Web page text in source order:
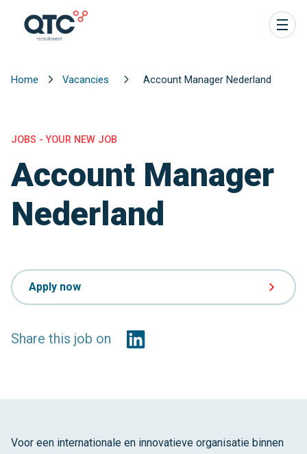
Home Vacancies Account Manager Nederland
JOBS - YOUR NEW JOB
Account Manager
Nederland
Apply now
Share this job on
Voor een internationale en innovatieve organisatie binnen